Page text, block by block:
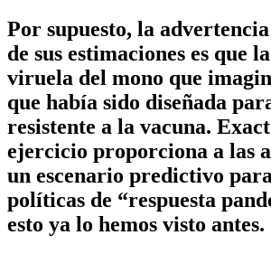
Por supuesto, la
de sus estimaciones es que
viruela del mono que
que había sido diseñada
resistente a la vacuna.
ejercicio proporciona a las
un escenario predictivo
políticas de “respuesta
esto ya lo hemos visto antes.